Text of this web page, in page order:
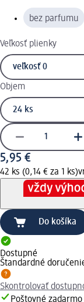
bez parfumu
Veľkosť plienky
Objem
5,95 €
42 ks (0,14 € za 1 ks)
Do košíka
Dostupné
Štandardné
Skontrolovať
Poštovné